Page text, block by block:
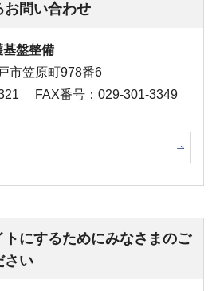
お問い合わせ
基盤整備
市笠原町978番6
FAX番号：029-301-3349
トにするためにみなさまのご
さい